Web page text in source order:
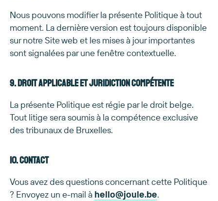
Nous pouvons modifier la présente Politique à tout
moment. La dernière version est toujours disponible
sur notre Site web et les mises à jour importantes
sont signalées par une fenêtre contextuelle.
9. Droit applicable et juridiction compétente
La présente Politique est régie par le droit belge.
Tout litige sera soumis à la compétence exclusive
des tribunaux de Bruxelles.
10. Contact
Vous avez des questions concernant cette Politique
? Envoyez un e-mail à hello@joule.be.